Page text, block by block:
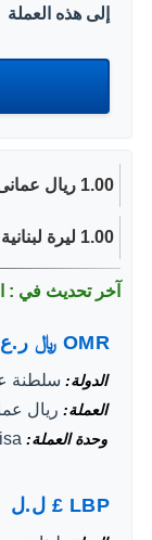
إلى هذه العملة
1.00 ريال عمانى يعادل اليوم 232,371.18 ليرة لبنانية.
1.00 ليرة لبنانية يعادل 0.0000 ريال عمانى اليوم.
آخر تحديث في : الخميس
OMR ﷼
الدولة سلطنة
العملة ريال
وحدة العملة
LBP
£ ل.ل